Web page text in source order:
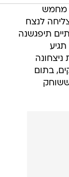
מחמש
לנצח
תיפגשנה
ב-11 משחקים, בתום
ששוחק